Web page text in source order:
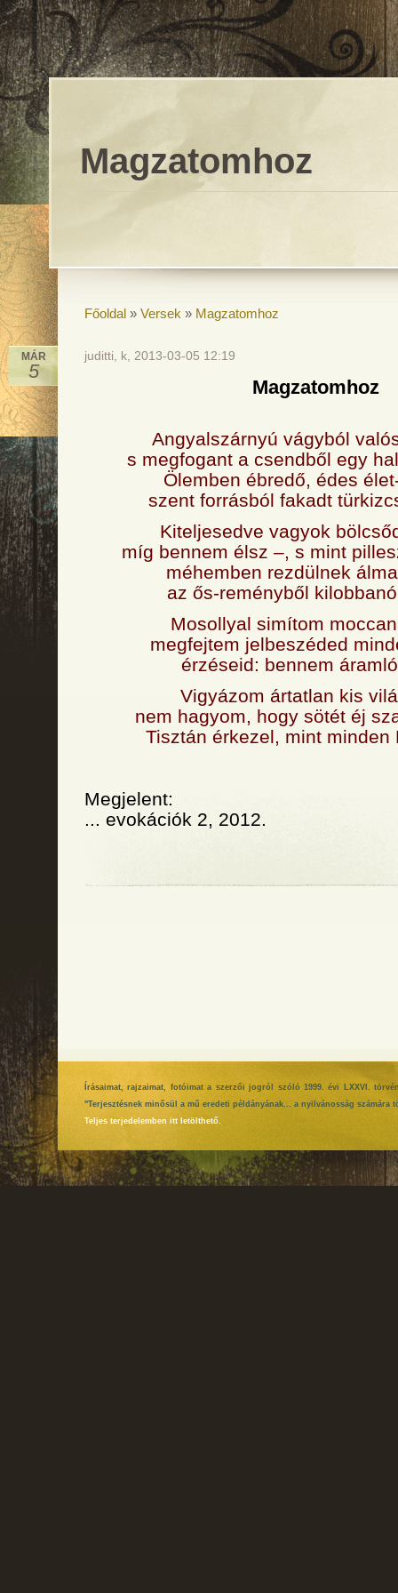
Magzatomhoz
Főoldal » Versek » Magzatomhoz
MÁR
5
juditti, k, 2013-03-05 12:19
Magzatomhoz
Angyalszárnyú vágyból
s megfogant a csendből egy
Ölemben ébredő, édes
szent forrásból fakadt
Kiteljesedve vagyok
míg bennem élsz –, s mint
méhemben rezdülnek
az ős-reményből
Mosollyal simítom
megfejtem jelbeszéded
érzéseid: bennem
Vigyázom ártatlan kis
nem hagyom, hogy sötét éj
Tisztán érkezel, mint minden
Megjelent:
... evokációk 2, 2012.
Írásaimat, rajzaimat, fotóimat a szerzői jogról szóló 1999. évi LXXVI.
"Terjesztésnek minősül a mű eredeti példányának... a nyilvánosság
Teljes terjedelemben itt letölthető.